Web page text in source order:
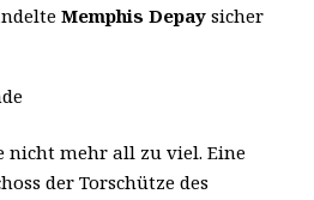
Memphis Depay sicher
nicht mehr all zu viel. Eine
der Torschütze des